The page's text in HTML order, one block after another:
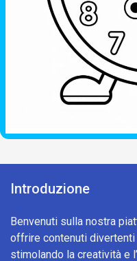
Introduzione
Benvenuti sulla nostra
offrire contenuti
stimolando la creatività e